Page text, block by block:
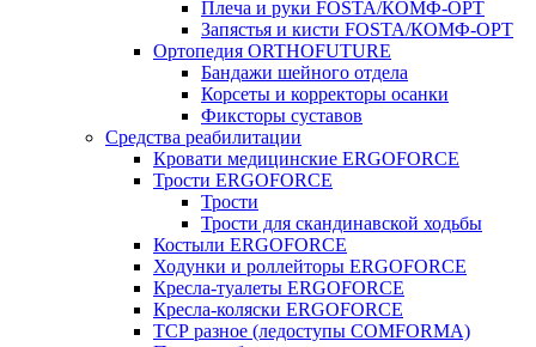
Плеча и руки FOSTA/КОМФ-ОРТ
Запястья и кисти FOSTA/КОМФ-ОРТ
Ортопедия ORTHOFUTURE
Бандажи шейного отдела
Корсеты и корректоры осанки
Фиксторы суставов
Средства реабилитации
Кровати медицинские ERGOFORCE
Трости ERGOFORCE
Трости
Трости для скандинавской ходьбы
Костыли ERGOFORCE
Ходунки и роллейторы ERGOFORCE
Кресла-туалеты ERGOFORCE
Кресла-коляски ERGOFORCE
ТСР разное (ледоступы COMFORMA)